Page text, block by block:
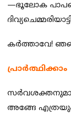
—ഭൂലോക
കര്‍ത്താവേ!
പ്രാര്‍ത്ഥിക്കാം
അങ്ങേ എത്രയും